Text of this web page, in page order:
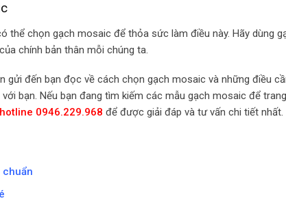
thể chọn gạch mosaic để thỏa sức làm điều này. Hãy dùng
chính bản thân mỗi chúng ta.
đến bạn đọc về cách chọn gạch mosaic và những điều
bạn. Nếu bạn đang tìm kiếm các mẫu gạch mosaic để
hotline 0946.229.968 để được giải đáp và tư vấn chi tiết nhất.
chuẩn